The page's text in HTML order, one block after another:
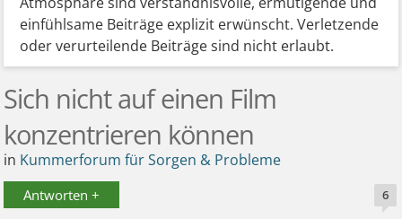
einfühlsame Beiträge explizit erwünscht. Verletzende
oder verurteilende Beiträge sind nicht erlaubt.
Sich nicht auf einen Film
konzentrieren können
in Kummerforum für Sorgen & Probleme
Antworten + 6